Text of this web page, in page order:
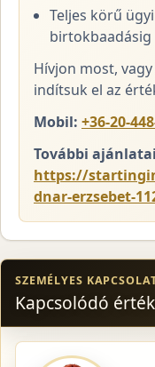
Teljes körű
birtokbaadásig
Hívjon most,
indítsuk el az
Mobil: +36-20-
További
https://
dnar-erzsebet-
SZEMÉLYES
Kapcsolódó